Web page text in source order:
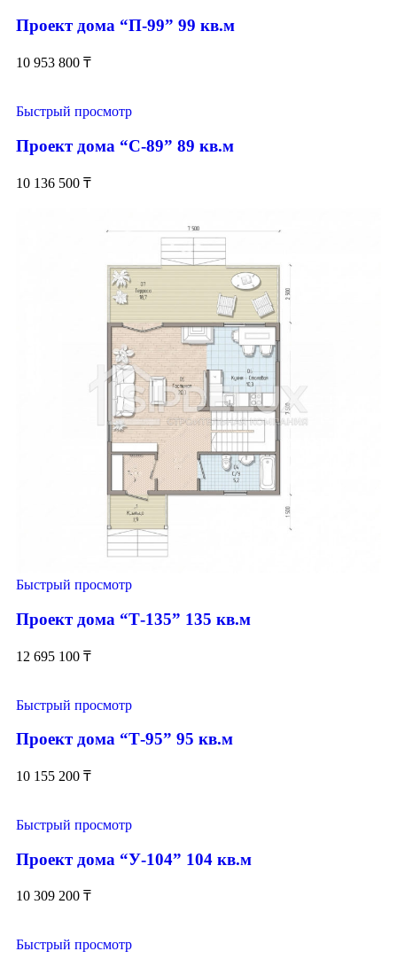
Проект дома “П-99” 99 кв.м
10 953 800 ₸
Быстрый просмотр
Проект дома “С-89” 89 кв.м
10 136 500 ₸
Быстрый просмотр
Проект дома “Т-135” 135 кв.м
12 695 100 ₸
Быстрый просмотр
Проект дома “Т-95” 95 кв.м
10 155 200 ₸
Быстрый просмотр
Проект дома “У-104” 104 кв.м
10 309 200 ₸
Быстрый просмотр